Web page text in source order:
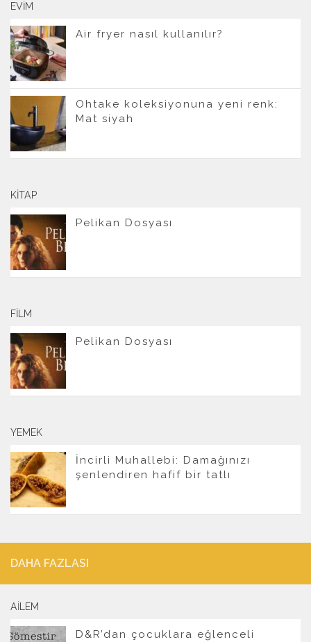
EVIM
Air fryer nasıl kullanılır?
Ohtake koleksiyonuna yeni renk:
Mat siyah
KITAP
Pelikan Dosyası
FILM
Pelikan Dosyası
YEMEK
İncirli Muhallebi: Damağınızı
şenlendiren hafif bir tatlı
DAHA FAZLASI
AILEM
D&R’dan çocuklara eğlenceli